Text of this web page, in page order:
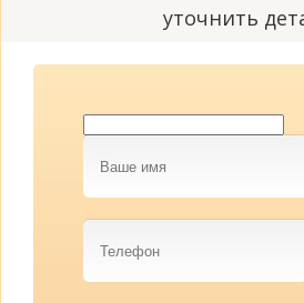
уточнить
Ваше
имя
Телефон